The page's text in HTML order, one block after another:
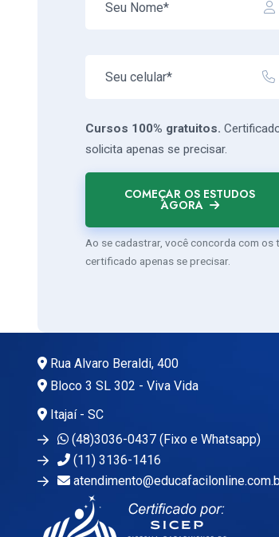
Cursos 100% gratuitos.
solicita apenas se precisar.
COMEÇAR OS ESTUDOS
AGORA
Ao se cadastrar, você concorda com
certificado apenas se precisar.
Rua Alvaro Beraldi, 400
Bloco 3 SL 302 - Viva Vida
Itajaí - SC
(48)3036-0437 (Fixo e Whatsapp)
(11) 3136-1416